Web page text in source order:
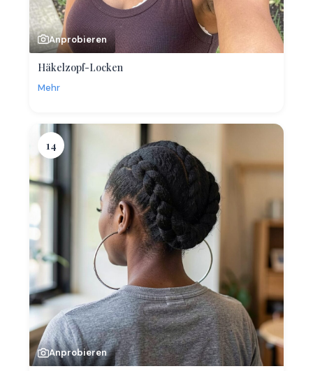
Anprobieren
Häkelzopf-Locken
Mehr
14
Anprobieren